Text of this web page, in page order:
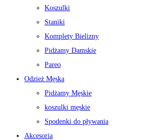
Koszulki
Staniki
Komplety Bielizny
Pidżamy Damskie
Pareo
Odzież Męska
Pidżamy Męskie
koszulki męskie
Spodenki do pływania
Akcesoria